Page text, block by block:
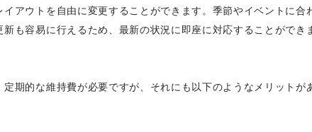
アウトを自由に変更することができます。季節やイベントに
も容易に行えるため、最新の状況に即座に対応することができ
期的な維持費が必要ですが、それにも以下のようなメリットが